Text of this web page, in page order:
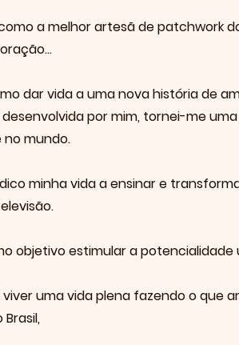
a melhor artesã de patchwork
dar vida a uma nova história de
por mim, tornei-me
no mundo.
minha vida a ensinar e
objetivo estimular a potencialidade
uma vida plena fazendo o que